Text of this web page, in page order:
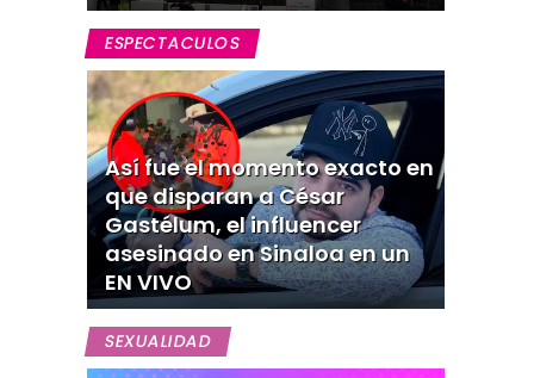
ESPECTACULOS
Así fue el momento exacto en
que disparan a César
Gastélum, el influencer
asesinado en Sinaloa en un
EN VIVO
SEXUALIDAD